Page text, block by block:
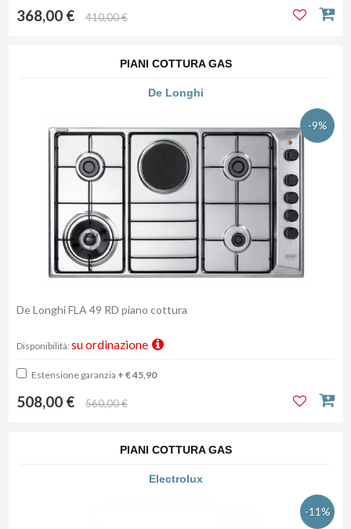
368,00 € 410,00 €
PIANI COTTURA GAS
De Longhi
-9%
De Longhi FLA 49 RD piano cottura
Disponibilità: su ordinazione
Estensione garanzia + € 45,90
508,00 € 560,00 €
PIANI COTTURA GAS
Electrolux
-11%